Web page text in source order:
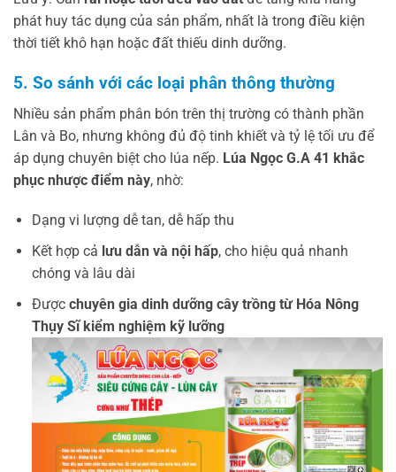
phát huy tác dụng của sản phẩm, nhất là trong điều kiện
thời tiết khô hạn hoặc đất thiếu dinh dưỡng.
5. So sánh với các loại phân thông thường
Nhiều sản phẩm phân bón trên thị trường có thành phần
Lân và Bo, nhưng không đủ độ tinh khiết và tỷ lệ tối ưu để
áp dụng chuyên biệt cho lúa nếp. Lúa Ngọc G.A 41 khắc
phục nhược điểm này, nhờ:
Dạng vi lượng dễ tan, dễ hấp thu
Kết hợp cả lưu dẫn và nội hấp, cho hiệu quả nhanh
chóng và lâu dài
Được chuyên gia dinh dưỡng cây trồng từ Hóa Nông
Thụy Sĩ kiểm nghiệm kỹ lưỡng